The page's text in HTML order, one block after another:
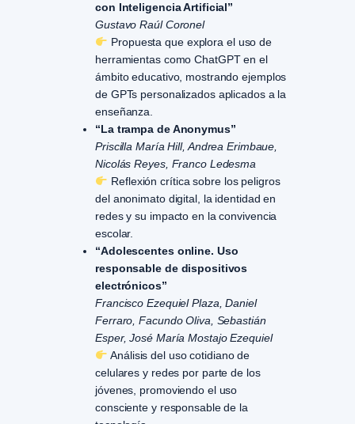
con Inteligencia Artificial”
Gustavo Raúl Coronel
Propuesta que explora el uso de
herramientas como ChatGPT en el
ámbito educativo, mostrando ejemplos
de GPTs personalizados aplicados a la
enseñanza.
“La trampa de Anonymus”
Priscilla María Hill, Andrea Erimbaue,
Nicolás Reyes, Franco Ledesma
Reflexión crítica sobre los peligros
del anonimato digital, la identidad en
redes y su impacto en la convivencia
escolar.
“Adolescentes online. Uso
responsable de dispositivos
electrónicos”
Francisco Ezequiel Plaza, Daniel
Ferraro, Facundo Oliva, Sebastián
Esper, José María Mostajo Ezequiel
Análisis del uso cotidiano de
celulares y redes por parte de los
jóvenes, promoviendo el uso
consciente y responsable de la